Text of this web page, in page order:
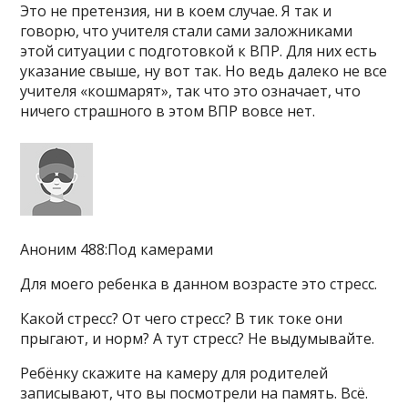
Это не претензия, ни в коем случае. Я так и
говорю, что учителя стали сами заложниками
этой ситуации с подготовкой к ВПР. Для них есть
указание свыше, ну вот так. Но ведь далеко не все
учителя «кошмарят», так что это означает, что
ничего страшного в этом ВПР вовсе нет.
Аноним 488:Под камерами
Для моего ребенка в данном возрасте это стресс.
Какой стресс? От чего стресс? В тик токе они
прыгают, и норм? А тут стресс? Не выдумывайте.
Ребёнку скажите на камеру для родителей
записывают, что вы посмотрели на память. Всё.